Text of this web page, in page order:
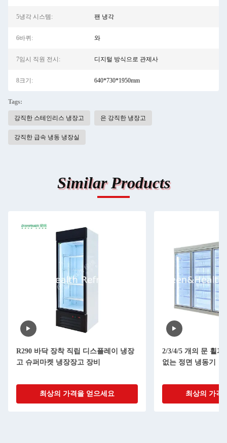
5냉각 시스템: 팬 냉각
6바퀴: 와
7임시 직원 전시: 디지털 방식으로 관제사
8크기: 640*730*1950mm
Tags:
강직한 스테인리스 냉장고 은 강직한 냉장고
강직한 급속 냉동 냉장실
Similar Products
R290 바닥 장착 직립 디스플레이 냉장
고 슈퍼마켓 냉장장고 장비
최상의 가격을 얻으세요
2/3/4/5 개의 문 휠
없는 정면 냉동기
최상의 가격